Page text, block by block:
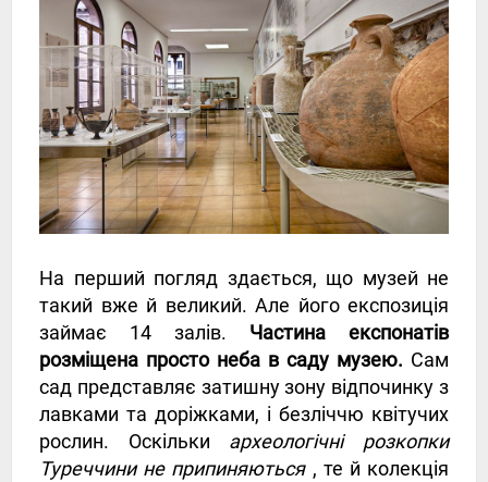
На перший погляд здається, що музей не
такий вже й великий. Але його експозиція
займає 14 залів. Частина експонатів
розміщена просто неба в саду музею. Сам
сад представляє затишну зону відпочинку з
лавками та доріжками, і безліччю квітучих
рослин. Оскільки археологічні розкопки
Туреччини не припиняються, те й колекція